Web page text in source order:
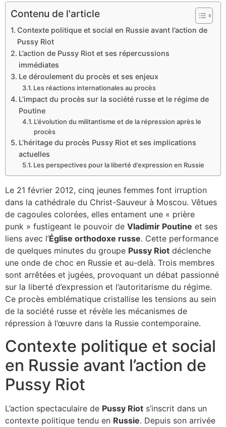
Contenu de l'article
Contexte politique et social en Russie avant l’action de
Pussy Riot
L’action de Pussy Riot et ses répercussions
immédiates
Le déroulement du procès et ses enjeux
Les réactions internationales au procès
L’impact du procès sur la société russe et le régime de
Poutine
L’évolution du militantisme et de la répression après le
procès
L’héritage du procès Pussy Riot et ses implications
actuelles
Les perspectives pour la liberté d’expression en Russie
Le 21 février 2012, cinq jeunes femmes font irruption
dans la cathédrale du Christ-Sauveur à Moscou. Vêtues
de cagoules colorées, elles entament une « prière
punk » fustigeant le pouvoir de Vladimir Poutine et ses
liens avec l’Église orthodoxe russe. Cette performance
de quelques minutes du groupe Pussy Riot déclenche
une onde de choc en Russie et au-delà. Trois membres
sont arrêtées et jugées, provoquant un débat passionné
sur la liberté d’expression et l’autoritarisme du régime.
Ce procès emblématique cristallise les tensions au sein
de la société russe et révèle les mécanismes de
répression à l’œuvre dans la Russie contemporaine.
Contexte politique et social
en Russie avant l’action de
Pussy Riot
L’action spectaculaire de Pussy Riot s’inscrit dans un
contexte politique tendu en Russie. Depuis son arrivée